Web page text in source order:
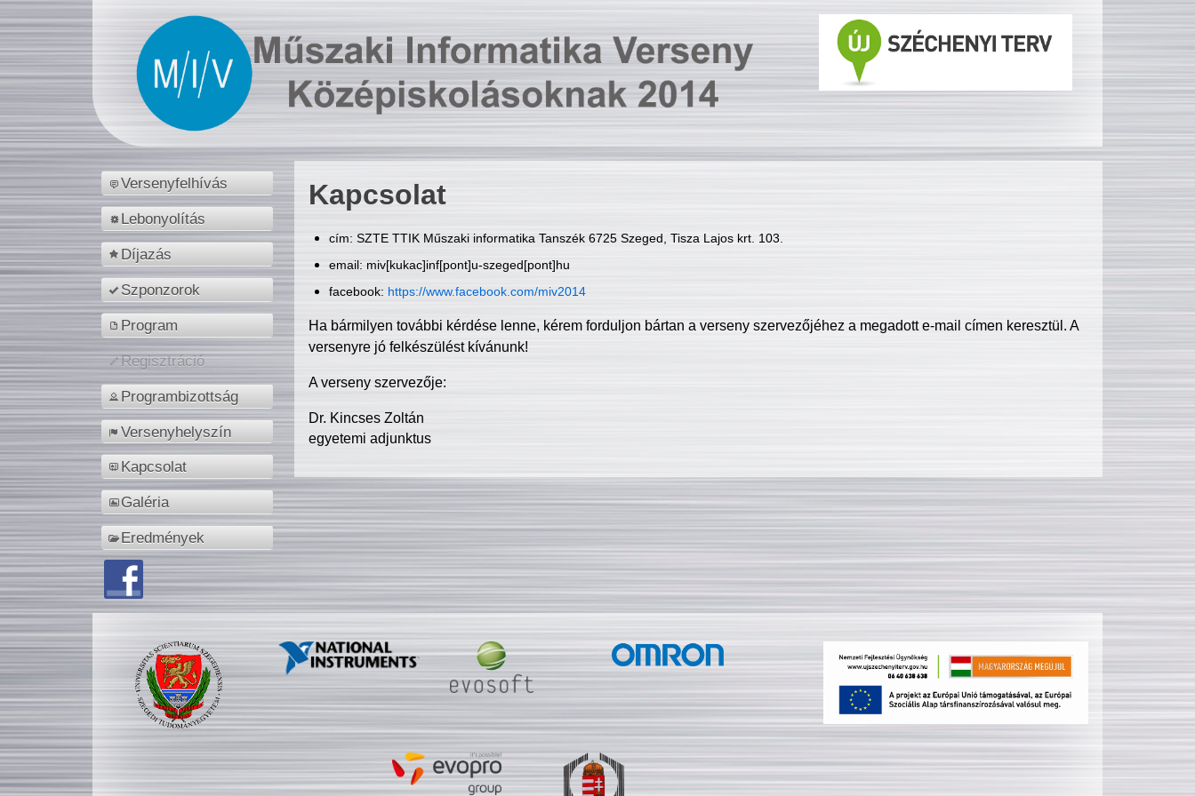
Versenyfelhívás
Lebonyolítás
Díjazás
Szponzorok
Program
Regisztráció
Programbizottság
Versenyhelyszín
Kapcsolat
Galéria
Eredmények
Kapcsolat
cím: SZTE TTIK Műszaki informatika Tanszék 6725 Szeged, Tisza Lajos krt. 103.
email: miv[kukac]inf[pont]u-szeged[pont]hu
facebook: https://www.facebook.com/miv2014
Ha bármilyen további kérdése lenne, kérem forduljon bártan a verseny szervezőjéhez a megadott e-mail címen keresztül. A
versenyre jó felkészülést kívánunk!
A verseny szervezője:
Dr. Kincses Zoltán
egyetemi adjunktus